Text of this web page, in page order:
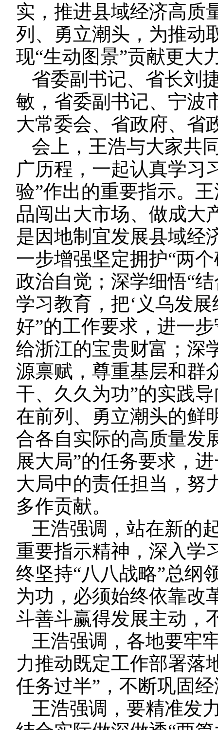
实，推进县域经济高质
列、勇立潮头，为推动
现“生动图景”贡献更大
省委副书记、省长刘
敏，省委副书记、宁波
大常委会、省政府、省
会上，王浩与大家共
广历程，一起认真学习
验”作出的重要指示。
品闯出大市场、做成大
是因地制宜发展县域经
一步增强坚定拥护“两
政治自觉； 深学细悟“
学习教育，把‘义乌发
好”的工作要求，进一
给浙江的宝贵财富； 深
源禀赋，尊重基层和群
干、久久为功”的实践
在前列、勇立潮头的鲜
合各自实际的高质量发
展大局”的任务要求，
大局中的责任担当，努
多作贡献。
王浩强调，站在新的
重要指示精神，深入学
终坚持“八八战略”总纲
为功，必须始终依靠改
斗善斗赢得发展主动，
王浩强调，各地要牢
力推动既定工作部署落
任务过半”，不断巩固
王浩强调，要精准发